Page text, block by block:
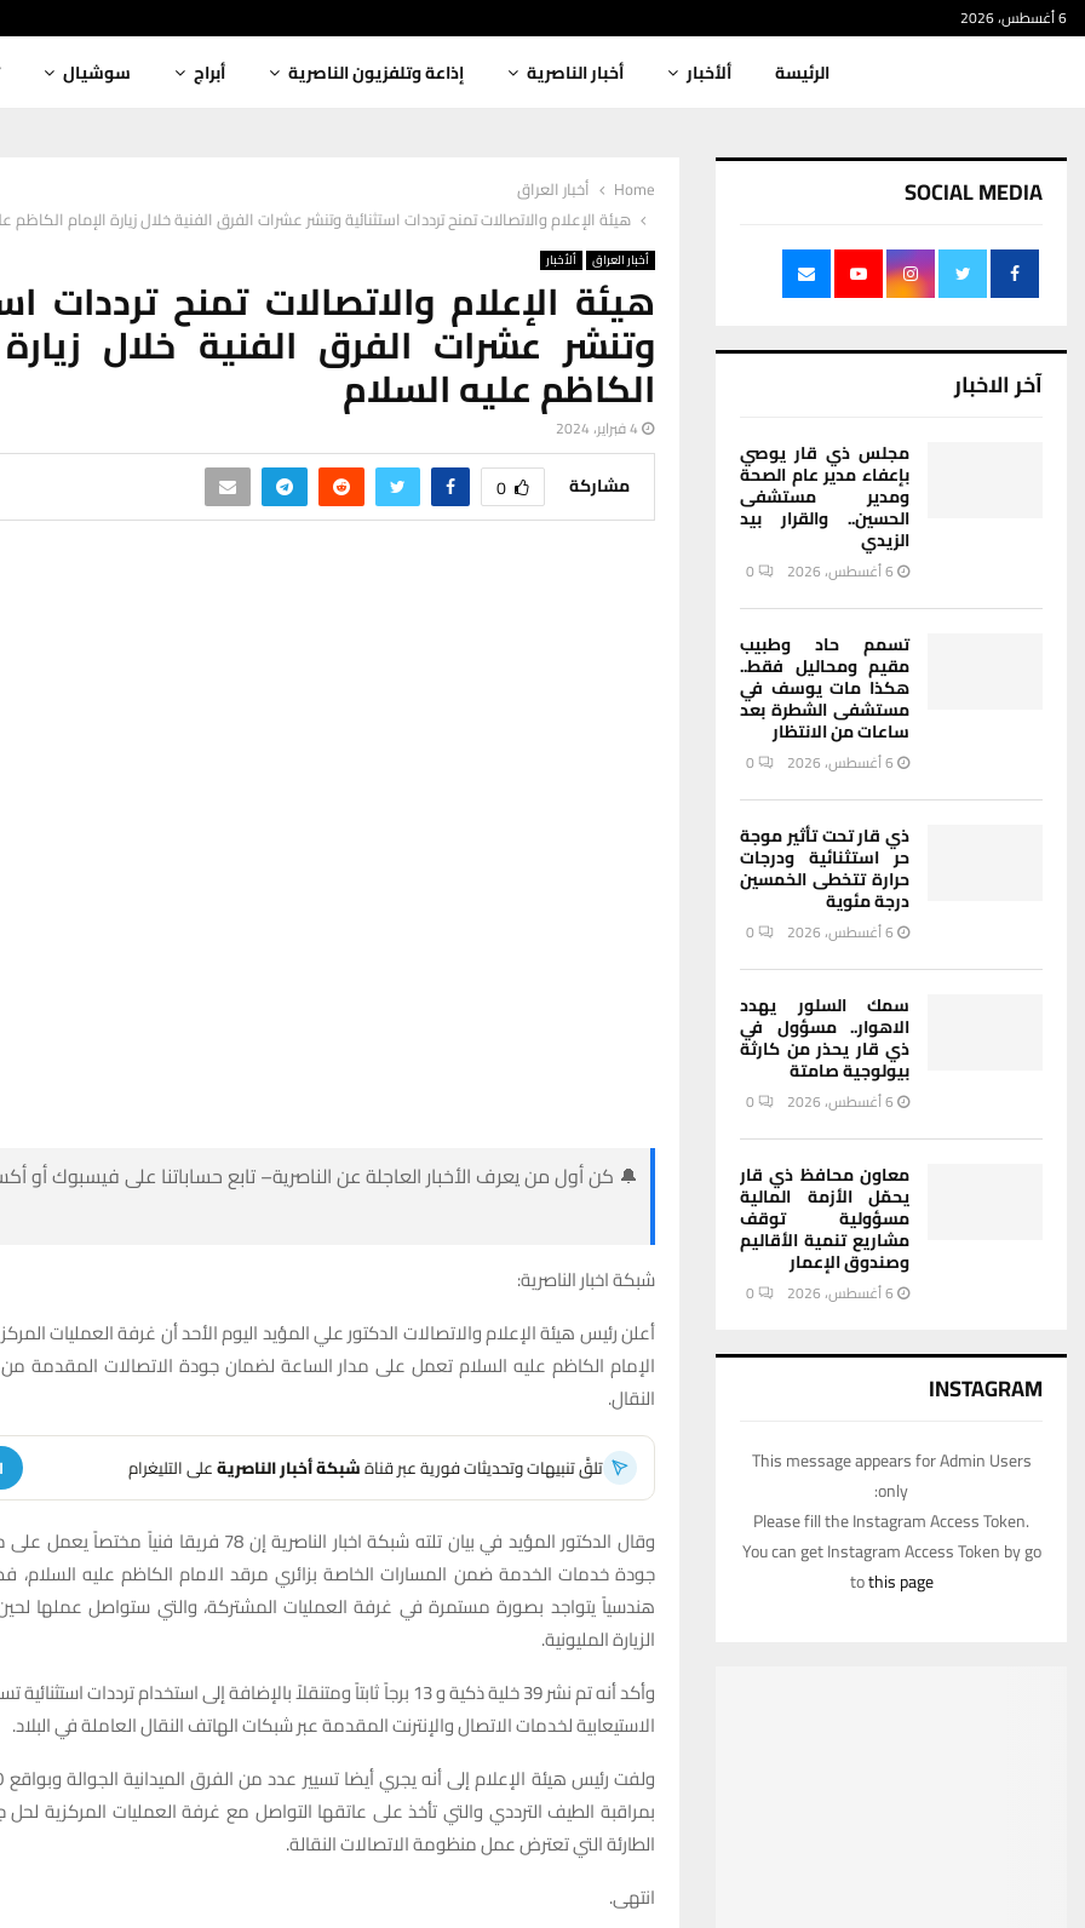
6 أغسطس، 2026
الرئيسة ألأخبار أخبار الناصرية إذاعة وتلفزيون الناصرية أبراج سوشيال
Home
أخبار العراق
هيئة الإعلام والاتصالات تمنح ترددات استثنائية وتنشر عشرات الفرق الفنية خلال زيارة الإمام الكاظم
أخبار العراق ألأخبار
هيئة الإعلام والاتصالات تمنح ترددات
وتنشر عشرات الفرق الفنية خلال
الكاظم عليه السلام
4 فبراير، 2024
مشاركة 0
🔔 كن أول من يعرف الأخبار العاجلة عن الناصرية– تابع حساباتنا على فيسبوك أو
شبكة اخبار الناصرية:
أعلن رئيس هيئة الإعلام والاتصالات الدكتور علي المؤيد اليوم الأحد أن غرفة العمليات
الإمام الكاظم عليه السلام تعمل على مدار الساعة لضمان جودة الاتصالات المقدمة
النقال.
تلقَّ تنبيهات وتحديثات فورية عبر قناةشبكة أخبار الناصريةعلى التليغرام
وقال الدكتور المؤيد في بيان تلته شبكة اخبار الناصرية إن 78
هندسياً يتواجد بصورة مستمرة في غرفة العمليات المشتركة، والتي ستواصل عملها
الزيارة المليونية.
وأكد أنه تم نشر 39 خلية ذكية و 13 برجاً ثابتاً ومتنقلاً بالإضافة إلى استخدام ترددات
الاستيعابية لخدمات الاتصال والإنترنت المقدمة عبر شبكات الهاتف النقال العاملة في البلاد.
بمراقبة الطيف الترددي والتي تأخذ على عاتقها التواصل مع غرفة العمليات المركزية
الطارئة التي تعترض عمل منظومة الاتصالات النقالة.
انتهى.
SOCIAL MEDIA
آخر الاخبار
مجلس ذي قار يوصي
بإعفاء مدير عام الصحة
ومدير مستشفى
الحسين.. والقرار بيد
الزيدي
6 أغسطس، 2026 0
تسمم حاد وطبيب
مقيم ومحاليل فقط..
هكذا مات يوسف في
مستشفى الشطرة بعد
ساعات من الانتظار
6 أغسطس، 2026 0
ذي قار تحت تأثير موجة
حر استثنائية ودرجات
حرارة تتخطى الخمسين
درجة مئوية
6 أغسطس، 2026 0
سمك السلور يهدد
الاهوار.. مسؤول في
ذي قار يحذر من كارثة
بيولوجية صامتة
6 أغسطس، 2026 0
معاون محافظ ذي قار
يحمّل الأزمة المالية
مسؤولية توقف
مشاريع تنمية الأقاليم
وصندوق الإعمار
6 أغسطس، 2026 0
INSTAGRAM
This message appears for Admin Users
only:
Please fill the Instagram Access Token.
You can get Instagram Access Token by go
tothis page